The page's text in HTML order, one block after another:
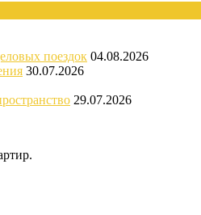
поездок 04.08.2026
30.07.2026
29.07.2026